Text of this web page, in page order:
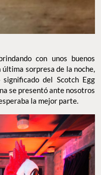
con unos buenos
última sorpresa de la noche,
del Scotch Egg
se presentó ante nosotros
la mejor parte.